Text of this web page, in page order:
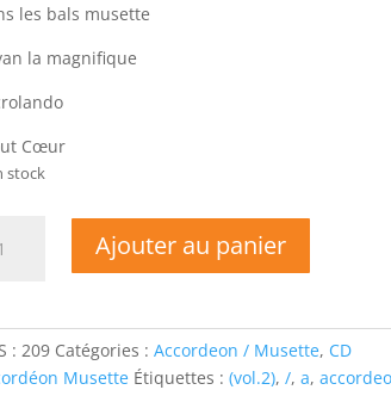
les bals musette
la magnifique
Cœur
stock
Ajouter au panier
:209 Catégories :Accordeon / Musette, CD
Musette Étiquettes :(vol.2),/,a,